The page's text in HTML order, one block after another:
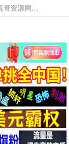
本网站提供资源工具下载，大老表资源工具，大表哥资源网软件工具，大老表资源下载，活动线报福利资源分享,活动线报，大型网游经典游戏，网络热门技术游戏辅助交流与分享。